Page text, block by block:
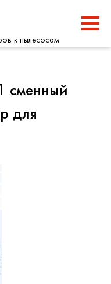
к пылесосам
сменный
для